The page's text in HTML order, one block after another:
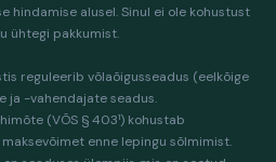
hindamise alusel. Sinul ei ole kohustust
ühtegi pakkumist.
reguleerib võlaõigusseadus (eelkõige
ja -vahendajate seadus.
(VÕS § 403¹) kohustab
enne lepingu sõlmimist.